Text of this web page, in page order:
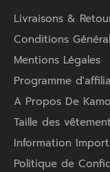
Livraisons &
Conditions
Mentions Légales
Programme
A Propos De
Taille des
Information
Politique de